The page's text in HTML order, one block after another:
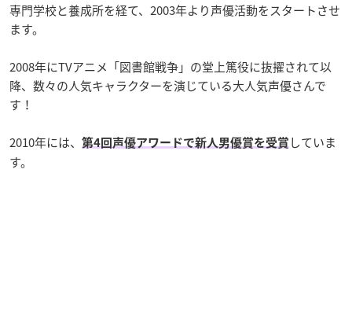
専門学校と養成所を経て、2003年より声優活動をスタートさせ
ます。
2008年にTVアニメ「図書館戦争」の堂上篤役に抜擢されて以
降、数々の人気キャラクターを演じている大人気声優さんで
す！
2010年には、 第4回声優アワードで新人男優賞を受賞 していま
す。